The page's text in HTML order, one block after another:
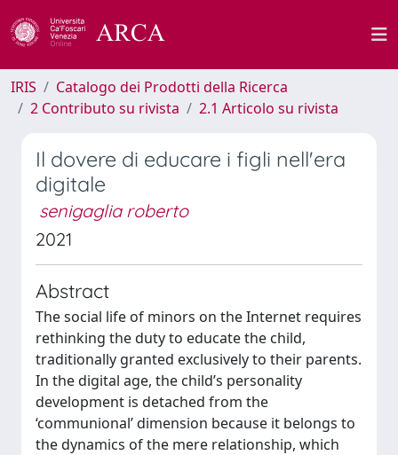
IRIS
Catalogo dei Prodotti della Ricerca
2 Contributo su rivista
2.1 Articolo su rivista
Il dovere di educare i figli nell'era
digitale
senigaglia roberto
2021
Abstract
The social life of minors on the Internet requires
rethinking the duty to educate the child,
traditionally granted exclusively to their parents.
In the digital age, the child’s personality
development is detached from the
‘communional’ dimension because it belongs to
the dynamics of the mere relationship, which